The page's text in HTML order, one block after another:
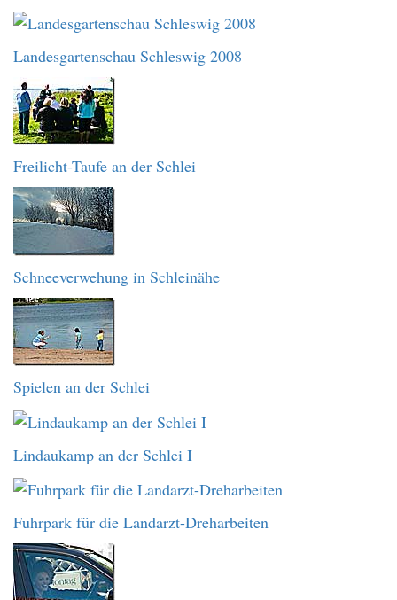
Landesgartenschau Schleswig 2008
Freilicht-Taufe an der Schlei
Schneeverwehung in Schleinähe
Spielen an der Schlei
Lindaukamp an der Schlei I
Fuhrpark für die Landarzt-Dreharbeiten